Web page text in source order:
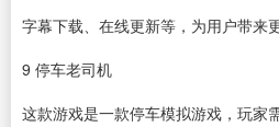
字幕下载、在线更新等，为用户带来
9 停车老司机
这款游戏是一款停车模拟游戏，玩家